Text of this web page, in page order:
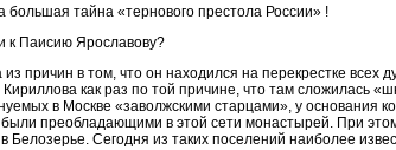
большая тайна «тернового престола России» !
к Паисию Ярославову?
причин в том, что он находился на перекрестке всех
как раз по той причине, что там сложилась
в Москве «заволжскими старцами», у основания
преобладающими в этой сети монастырей. При
Белозерье. Сегодня из таких поселений наиболее